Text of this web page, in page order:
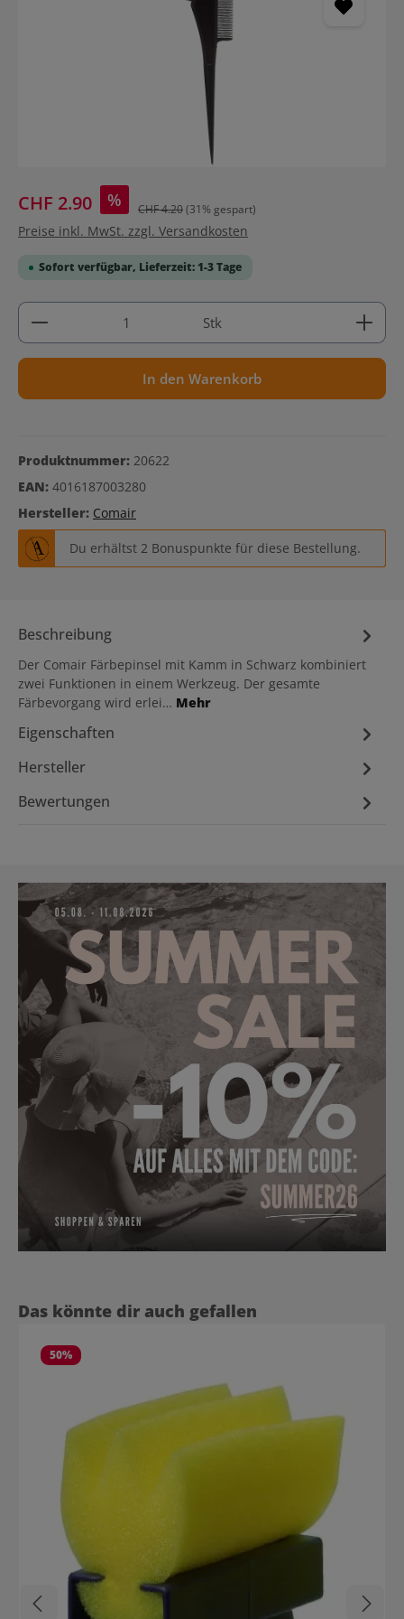
CHF 2.90 % CHF 4.20(31% gespart)
Preise inkl. MwSt. zzgl. Versandkosten
Sofort verfügbar, Lieferzeit: 1-3 Tage
Produkt Anzahl: Gib den gewünschten Wert ein
Stk
In den Warenkorb
Produktnummer: 20622
EAN: 4016187003280
Hersteller: Comair
Du erhältst 2 Bonuspunkte für diese Bestellung.
Beschreibung
Der Comair Färbepinsel mit Kamm in Schwarz kombiniert
zwei Funktionen in einem Werkzeug. Der gesamte
Färbevorgang wird erlei… Mehr
Eigenschaften
Hersteller
Bewertungen
Produktgalerie überspringen
Das könnte dir auch gefallen
50%